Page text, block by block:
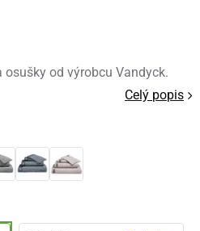
osušky od výrobcu Vandyck.
Celý popis